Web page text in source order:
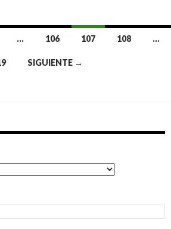
… 106 107 108 …
SIGUIENTE →